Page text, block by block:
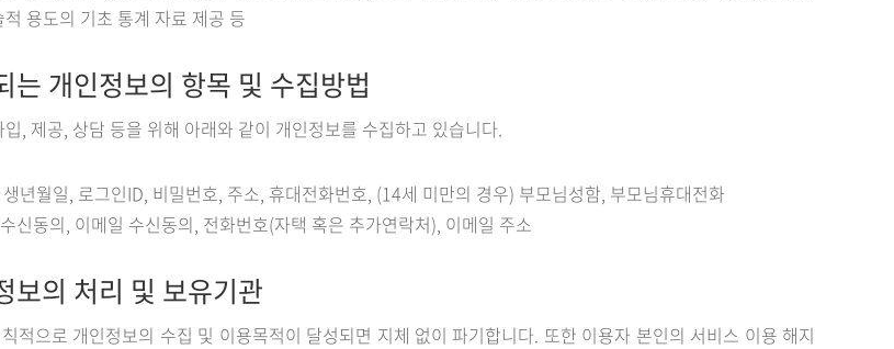
용도의 기초 통계 자료 제공 등
는 개인정보의 항목 및 수집방법
, 제공, 상담 등을 위해 아래와 같이 개인정보를 수집하고 있습니다.
년월일, 로그인ID, 비밀번호, 주소, 휴대전화번호, (14세 미만의 경우) 부모님성함, 부모님휴대전화
신동의, 이메일 수신동의, 전화번호(자택 혹은 추가연락처), 이메일 주소
보의 처리 및 보유기관
적으로 개인정보의 수집 및 이용목적이 달성되면 지체 없이 파기합니다. 또한 이용자 본인의 서비스 이용 해지